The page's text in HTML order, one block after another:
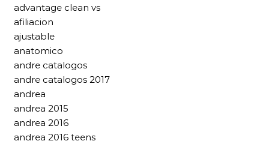
advantage clean vs
afiliacion
ajustable
anatomico
andre catalogos
andre catalogos 2017
andrea
andrea 2015
andrea 2016
andrea 2016 teens